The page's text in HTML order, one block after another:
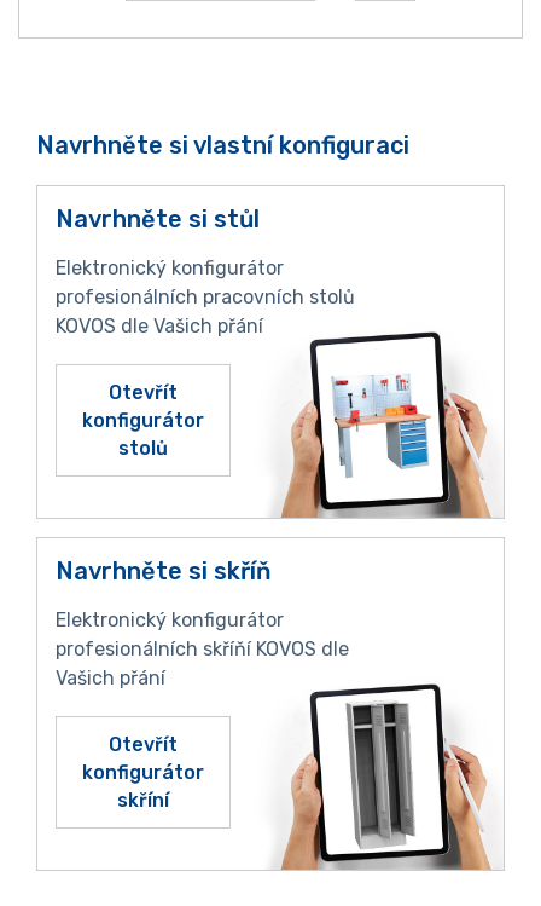
Navrhněte si vlastní konfiguraci
Navrhněte si stůl
Elektronický konfigurátor
profesionálních pracovních stolů
KOVOS dle Vašich přání
Otevřít
konfigurátor
stolů
Navrhněte si skříň
Elektronický konfigurátor
profesionálních skříňí KOVOS dle
Vašich přání
Otevřít
konfigurátor
skříní